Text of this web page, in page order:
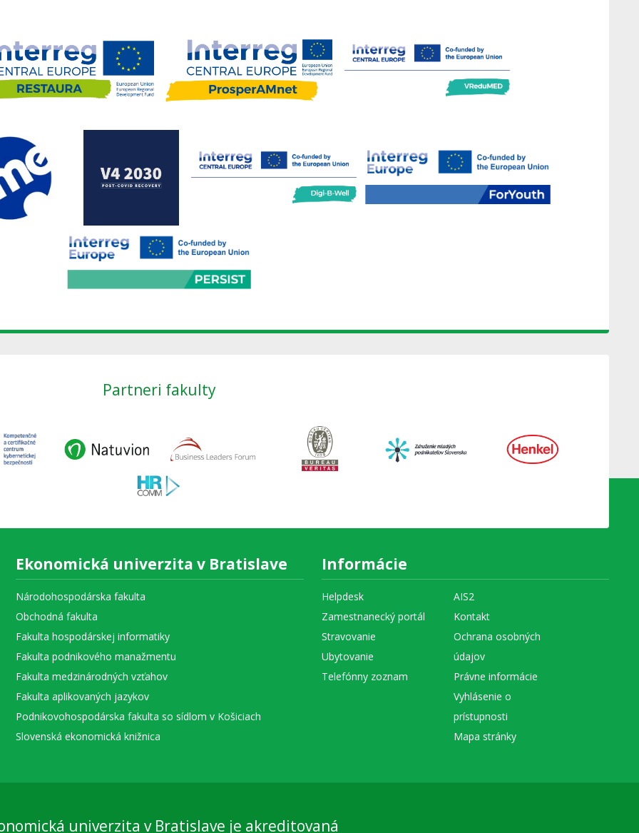
Partneri fakulty
Ekonomická univerzita v Bratislave
Národohospodárska fakulta
Obchodná fakulta
Fakulta hospodárskej informatiky
Fakulta podnikového manažmentu
Fakulta medzinárodných vzťahov
Fakulta aplikovaných jazykov
Podnikovohospodárska fakulta so sídlom v Košiciach
Slovenská ekonomická knižnica
Informácie
Helpdesk
Zamestnanecký portál
Stravovanie
Ubytovanie
Telefónny zoznam
AIS2
Kontakt
Ochrana osobných
údajov
Právne informácie
Vyhlásenie o
prístupnosti
Mapa stránky
univerzita v Bratislave je akreditovaná